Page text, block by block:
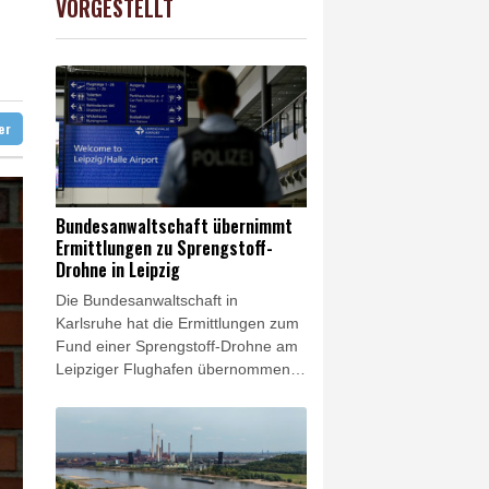
Vergeltung an
Vergeltung an
0.32%
VORGESTELLT
Bundesanwaltschaft übernimmt
Ermittlungen zu Sprengstoff-
Drohne in Leipzig
Die Bundesanwaltschaft in
Karlsruhe hat die Ermittlungen zum
Fund einer Sprengstoff-Drohne am
Leipziger Flughafen übernommen.
versuchten Herbeiführens einer
Sprengstoffexplosion und des
gefährlichen Eingriffs in den
Luftverkehr, erklärte die